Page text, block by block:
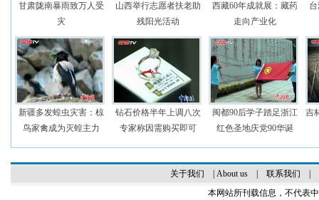
甘肃陇南暴雨致万人受
灾
山西举行志愿者扶老助
残阳光活动
西藏60年成就展：藏药
走向产业化
新疆多发蝗虫灾害：椋
鸟家禽成为灭蝗主力
钻石价格半年上调八次
专家称因需购买即可
闽都90后学子踏足浙江
红色圣地庆党90华诞
吉
关于我们 About us| 联系我们
本网站所刊载信息，不代表